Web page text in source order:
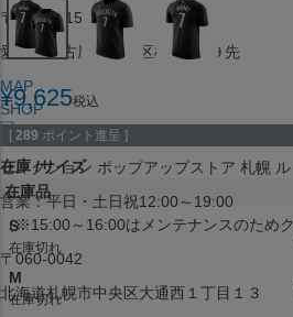
〒453-0015
愛知県名古屋市中村区椿町６−９先
MAP
SHOP
セレクション ポップアップストア 札幌
営業：平日・土日祝12:00～19:00
（※15:00～16:00はメンテナンスのため
〒060-0042
北海道札幌市中央区大通西１丁目１３
¥9,625税込
[ 289 ポイント進呈 ]
在庫 サイズ
在庫品
S
在庫切れ
M
在庫切れ